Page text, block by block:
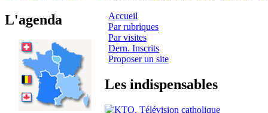
L'agenda
Accueil
Par rubriques
Par visites
Dern. Inscrits
Proposer un site
Les indispensables